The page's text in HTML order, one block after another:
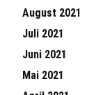
August 2021
Juli 2021
Juni 2021
Mai 2021